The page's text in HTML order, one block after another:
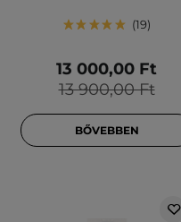
19
13 900,00 Ft
13 000,00 Ft
BŐVEBBEN